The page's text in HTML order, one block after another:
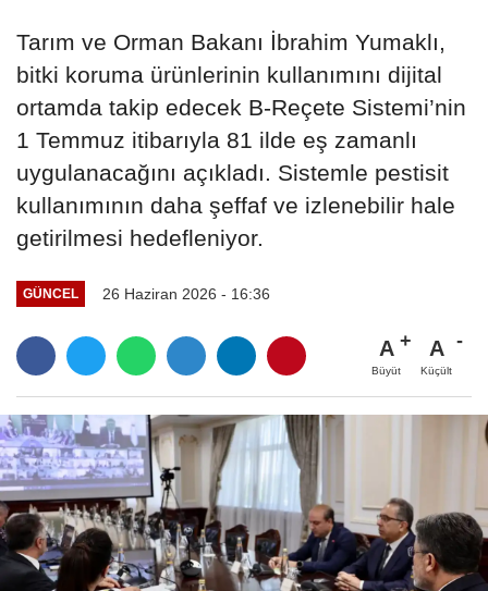
Tarım ve Orman Bakanı İbrahim Yumaklı,
bitki koruma ürünlerinin kullanımını dijital
ortamda takip edecek B-Reçete Sistemi’nin
1 Temmuz itibarıyla 81 ilde eş zamanlı
uygulanacağını açıkladı. Sistemle pestisit
kullanımının daha şeffaf ve izlenebilir hale
getirilmesi hedefleniyor.
GÜNCEL 26 Haziran 2026 - 16:36
A
Büyüt
A
Küçült